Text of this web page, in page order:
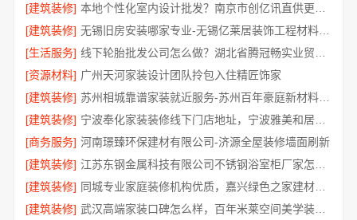
[建筑装修]
[建筑装修]
无锡旧房安装哪家专业-无锡亿莱居装饰工程材料有限公司
[生活服务]
[资源材料] 广州天河家装设计团队拎包入住精匠饰家
[建筑装修]
苏州相城靠谱家装就近服务-苏州百年豪庭新材料有限公司
[建筑装修]
[商务服务] 河南璟臻环保建材有限公司-济源全屋装修墙面刷新
[建筑装修]
[建筑装修]
同城专业家庭装修机构优质，嘉兴绿色之家建材科技有限公司
[建筑装修]
武汉高端家装口碑怎么样，百年米莱空间美学装饰公司品质见证